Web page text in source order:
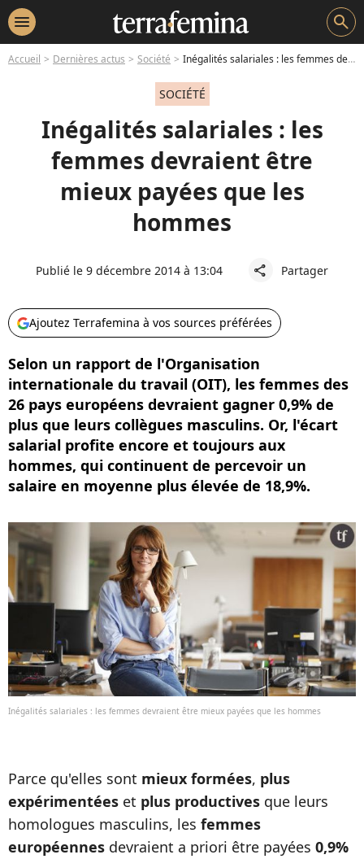
menu search
Accueil Dernières actus Société Inégalités salariales : les femmes devraient être mieux payées que les hommes
SOCIÉTÉ
Inégalités salariales : les
femmes devraient être
mieux payées que les
hommes
Publié le 9 décembre 2014 à 13:04 share Partager
Ajoutez Terrafemina à vos sources préférées
Selon un rapport de l'Organisation
internationale du travail (OIT), les femmes des
26 pays européens devraient gagner 0,9% de
plus que leurs collègues masculins. Or, l'écart
salarial profite encore et toujours aux
hommes, qui continuent de percevoir un
salaire en moyenne plus élevée de 18,9%.
Inégalités salariales : les femmes devraient être mieux payées que les hommes
Parce qu'elles sont mieux formées, plus
expérimentées et plus productives que leurs
homologues masculins, les femmes
européennes devraient a priori être payées 0,9%